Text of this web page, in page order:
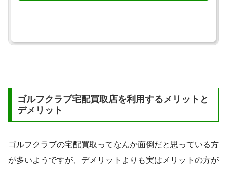
ゴルフクラブ宅配買取店を利用するメリットと
デメリット
ゴルフクラブの宅配買取ってなんか面倒だと思っている方
が多いようですが、デメリットよりも実はメリットの方が